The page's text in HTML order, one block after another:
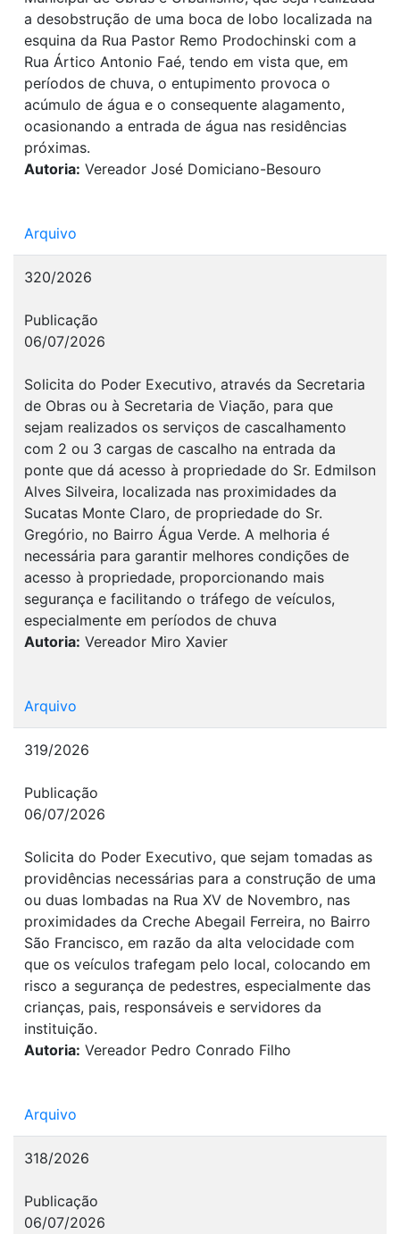
a desobstrução de uma boca de lobo localizada na
esquina da Rua Pastor Remo Prodochinski com a
Rua Ártico Antonio Faé, tendo em vista que, em
períodos de chuva, o entupimento provoca o
acúmulo de água e o consequente alagamento,
ocasionando a entrada de água nas residências
próximas.
Autoria: Vereador José Domiciano-Besouro
Arquivo
320/2026
Publicação
06/07/2026
Solicita do Poder Executivo, através da Secretaria
de Obras ou à Secretaria de Viação, para que
sejam realizados os serviços de cascalhamento
com 2 ou 3 cargas de cascalho na entrada da
ponte que dá acesso à propriedade do Sr. Edmilson
Alves Silveira, localizada nas proximidades da
Sucatas Monte Claro, de propriedade do Sr.
Gregório, no Bairro Água Verde. A melhoria é
necessária para garantir melhores condições de
acesso à propriedade, proporcionando mais
segurança e facilitando o tráfego de veículos,
especialmente em períodos de chuva
Autoria: Vereador Miro Xavier
Arquivo
319/2026
Publicação
06/07/2026
Solicita do Poder Executivo, que sejam tomadas as
providências necessárias para a construção de uma
ou duas lombadas na Rua XV de Novembro, nas
proximidades da Creche Abegail Ferreira, no Bairro
São Francisco, em razão da alta velocidade com
que os veículos trafegam pelo local, colocando em
risco a segurança de pedestres, especialmente das
crianças, pais, responsáveis e servidores da
instituição.
Autoria: Vereador Pedro Conrado Filho
Arquivo
318/2026
Publicação
06/07/2026